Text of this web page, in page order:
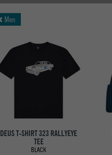
Men
DEUS T-SHIRT 323 RALLYEYE
TEE
BLACK